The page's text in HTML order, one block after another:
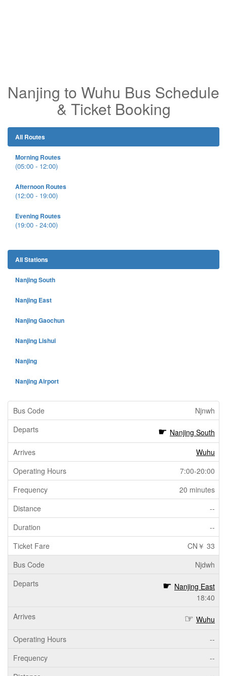
Nanjing to Wuhu Bus Schedule
& Ticket Booking
All Routes
Morning Routes
(05:00 - 12:00)
Afternoon Routes
(12:00 - 19:00)
Evening Routes
(19:00 - 24:00)
All Stations
Nanjing South
Nanjing East
Nanjing Gaochun
Nanjing Lishui
Nanjing
Nanjing Airport
Njnwh
Nanjing South
Wuhu
7:00-20:00
20 minutes
--
--
CN￥ 33
Njdwh
Nanjing East
18:40
Wuhu
--
--